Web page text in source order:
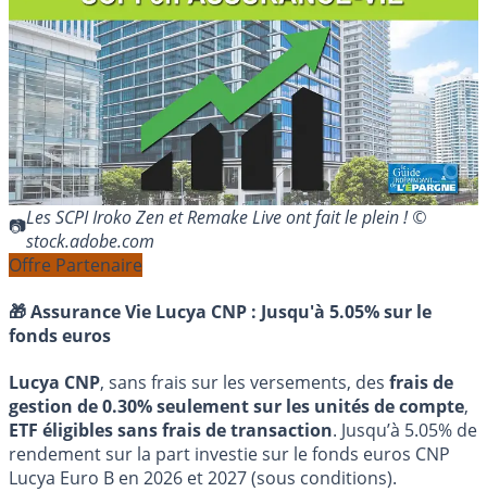
Les SCPI Iroko Zen et Remake Live ont fait le plein ! ©
stock.adobe.com
Offre Partenaire
🎁 Assurance Vie Lucya CNP : Jusqu'à 5.05% sur le
fonds euros
Lucya CNP, sans frais sur les versements, des frais de
gestion de 0.30% seulement sur les unités de compte,
ETF éligibles sans frais de transaction. Jusqu’à 5.05% de
rendement sur la part investie sur le fonds euros CNP
Lucya Euro B en 2026 et 2027 (sous conditions).